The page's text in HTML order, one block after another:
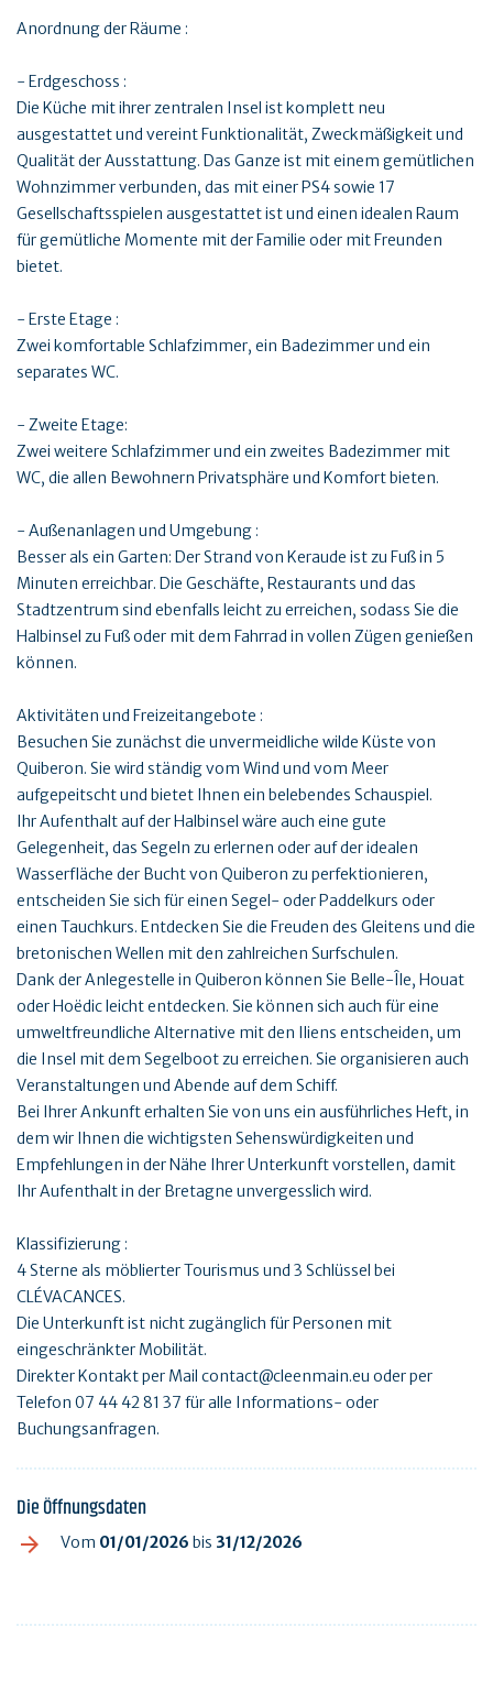
Anordnung der Räume :
- Erdgeschoss :
Die Küche mit ihrer zentralen Insel ist komplett neu
ausgestattet und vereint Funktionalität, Zweckmäßigkeit und
Qualität der Ausstattung. Das Ganze ist mit einem gemütlichen
Wohnzimmer verbunden, das mit einer PS4 sowie 17
Gesellschaftsspielen ausgestattet ist und einen idealen Raum
für gemütliche Momente mit der Familie oder mit Freunden
bietet.
- Erste Etage :
Zwei komfortable Schlafzimmer, ein Badezimmer und ein
separates WC.
- Zweite Etage:
Zwei weitere Schlafzimmer und ein zweites Badezimmer mit
WC, die allen Bewohnern Privatsphäre und Komfort bieten.
- Außenanlagen und Umgebung :
Besser als ein Garten: Der Strand von Keraude ist zu Fuß in 5
Minuten erreichbar. Die Geschäfte, Restaurants und das
Stadtzentrum sind ebenfalls leicht zu erreichen, sodass Sie die
Halbinsel zu Fuß oder mit dem Fahrrad in vollen Zügen genießen
können.
Aktivitäten und Freizeitangebote :
Besuchen Sie zunächst die unvermeidliche wilde Küste von
Quiberon. Sie wird ständig vom Wind und vom Meer
aufgepeitscht und bietet Ihnen ein belebendes Schauspiel.
Ihr Aufenthalt auf der Halbinsel wäre auch eine gute
Gelegenheit, das Segeln zu erlernen oder auf der idealen
Wasserfläche der Bucht von Quiberon zu perfektionieren,
entscheiden Sie sich für einen Segel- oder Paddelkurs oder
einen Tauchkurs. Entdecken Sie die Freuden des Gleitens und die
bretonischen Wellen mit den zahlreichen Surfschulen.
Dank der Anlegestelle in Quiberon können Sie Belle-Île, Houat
oder Hoëdic leicht entdecken. Sie können sich auch für eine
umweltfreundliche Alternative mit den Iliens entscheiden, um
die Insel mit dem Segelboot zu erreichen. Sie organisieren auch
Veranstaltungen und Abende auf dem Schiff.
Bei Ihrer Ankunft erhalten Sie von uns ein ausführliches Heft, in
dem wir Ihnen die wichtigsten Sehenswürdigkeiten und
Empfehlungen in der Nähe Ihrer Unterkunft vorstellen, damit
Ihr Aufenthalt in der Bretagne unvergesslich wird.
Klassifizierung :
4 Sterne als möblierter Tourismus und 3 Schlüssel bei
CLÉVACANCES.
Die Unterkunft ist nicht zugänglich für Personen mit
eingeschränkter Mobilität.
Direkter Kontakt per Mail contact@cleenmain.eu oder per
Telefon 07 44 42 81 37 für alle Informations- oder
Buchungsanfragen.
Die Öffnungsdaten
Vom 01/01/2026 bis 31/12/2026